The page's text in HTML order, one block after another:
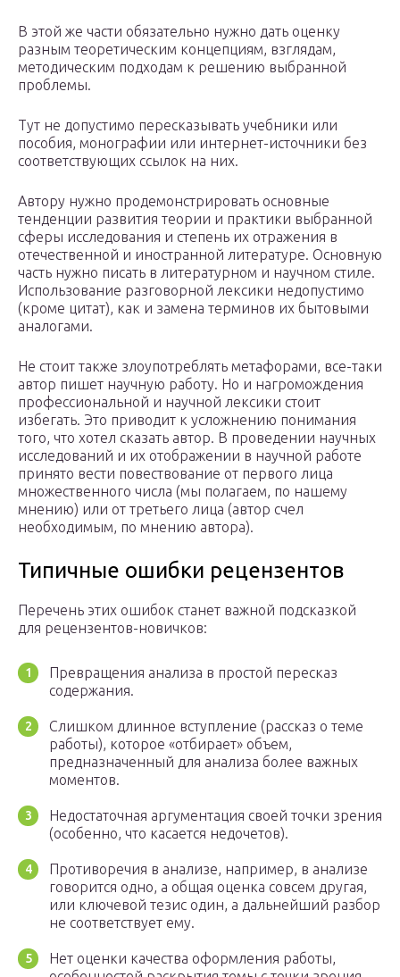
В этой же части обязательно нужно дать оценку
разным теоретическим концепциям, взглядам,
методическим подходам к решению выбранной
проблемы.
Тут не допустимо пересказывать учебники или
пособия, монографии или интернет-источники без
соответствующих ссылок на них.
Автору нужно продемонстрировать основные
тенденции развития теории и практики выбранной
сферы исследования и степень их отражения в
отечественной и иностранной литературе. Основную
часть нужно писать в литературном и научном стиле.
Использование разговорной лексики недопустимо
(кроме цитат), как и замена терминов их бытовыми
аналогами.
Не стоит также злоупотреблять метафорами, все-таки
автор пишет научную работу. Но и нагромождения
профессиональной и научной лексики стоит
избегать. Это приводит к усложнению понимания
того, что хотел сказать автор. В проведении научных
исследований и их отображении в научной работе
принято вести повествование от первого лица
множественного числа (мы полагаем, по нашему
мнению) или от третьего лица (автор счел
необходимым, по мнению автора).
Типичные ошибки рецензентов
Перечень этих ошибок станет важной подсказкой
для рецензентов-новичков:
Превращения анализа в простой пересказ
содержания.
Слишком длинное вступление (рассказ о теме
работы), которое «отбирает» объем,
предназначенный для анализа более важных
моментов.
Недостаточная аргументация своей точки зрения
(особенно, что касается недочетов).
Противоречия в анализе, например, в анализе
говорится одно, а общая оценка совсем другая,
или ключевой тезис один, а дальнейший разбор
не соответствует ему.
Нет оценки качества оформления работы,